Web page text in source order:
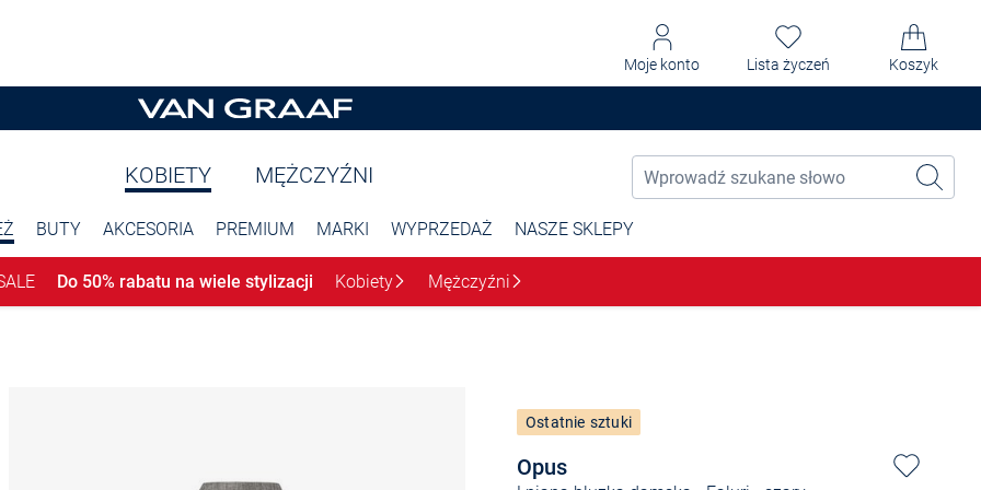
Moje konto Lista życzeń Koszyk
KOBIETY MĘŻCZYŹNI
BUTY AKCESORIA PREMIUM MARKI WYPRZEDAŻ NASZE SKLEPY
Do 50% rabatu na wiele stylizacji Kobiety Mężczyźni
Opus
Ostatnie sztuki